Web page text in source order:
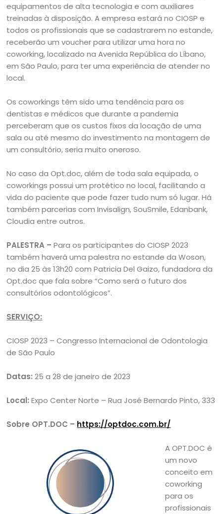
equipamentos de alta tecnologia e com auxiliares
treinadas à disposição. A empresa estará no CIOSP e
todos os profissionais que se cadastrarem no estande,
receberão um voucher para utilizar uma hora no
coworking, localizado na Avenida República do Líbano,
em São Paulo, para ter uma experiência de atender no
local.
Os coworkings têm sido uma tendência para os
dentistas e médicos que durante a pandemia
perceberam que os custos fixos da locação de uma
sala ou até mesmo do investimento na montagem de
um consultório, seria muito oneroso.
No caso da Opt.doc, além de toda sala equipada, o
coworkings possui um protético no local, facilitando a
vida do paciente que pode fazer tudo num só lugar. Há
também parcerias com Invisalign, SouSmile, Edanbank,
Cloudia entre outros.
PALESTRA –Para os participantes do CIOSP 2023
também haverá uma palestra no estande da Woson,
no dia 25 às 13h20 com Patricia Del Gaizo, fundadora da
Opt.doc que fala sobre “Como será o futuro dos
consultórios odontológicos”.
SERVIÇO:
CIOSP 2023 – Congresso Internacional de Odontologia
de São Paulo
Datas: 25 a 28 de janeiro de 2023
Local: Expo Center Norte – Rua José Bernardo Pinto, 333
Sobre OPT.DOC – https://optdoc.com.br/
A OPT.DOC é
um novo
conceito em
coworking
para os
profissionais